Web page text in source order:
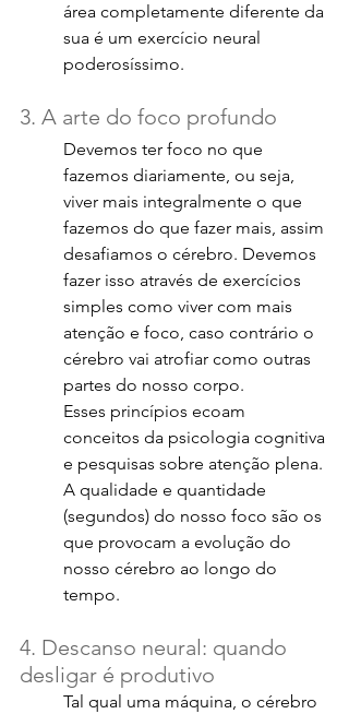
área completamente diferente da
sua é um exercício neural
poderosíssimo.
3. A arte do foco profundo
Devemos ter foco no que
fazemos diariamente, ou seja,
viver mais integralmente o que
fazemos do que fazer mais, assim
desafiamos o cérebro. Devemos
fazer isso através de exercícios
simples como viver com mais
atenção e foco, caso contrário o
cérebro vai atrofiar como outras
partes do nosso corpo.
Esses princípios ecoam
conceitos da psicologia cognitiva
e pesquisas sobre atenção plena.
A qualidade e quantidade
(segundos) do nosso foco são os
que provocam a evolução do
nosso cérebro ao longo do
tempo.
4. Descanso neural: quando
desligar é produtivo
Tal qual uma máquina, o cérebro